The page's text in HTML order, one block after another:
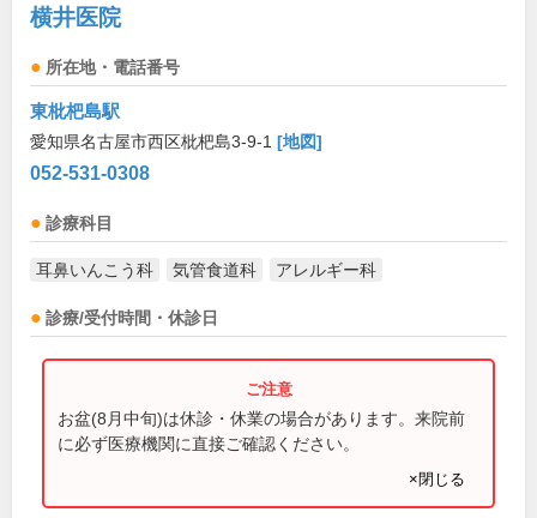
横井医院
所在地・電話番号
東枇杷島駅
愛知県名古屋市西区枇杷島3-9-1 [地図]
052-531-0308
診療科目
耳鼻いんこう科 気管食道科 アレルギー科
診療/受付時間・休診日
お盆(8月中旬)は休診・休業の場合があります。来院前
に必ず医療機関に直接ご確認ください。
×閉じる